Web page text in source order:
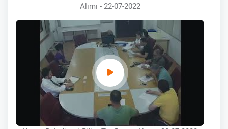
Alımı - 22-07-2022